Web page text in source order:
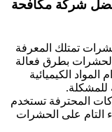
شركة مكافحة
تمتلك المعرفة
بطرق فعالة
الكيميائية
للمشكلة.
المحترفة تستخدم
التام على الحشرات